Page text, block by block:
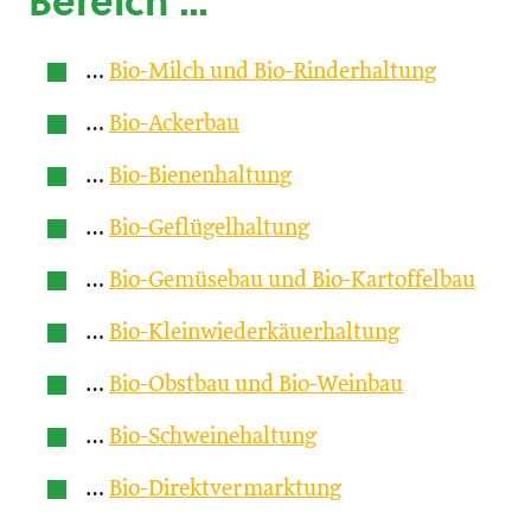
… Bio-Milch und Bio-Rinderhaltung
… Bio-Ackerbau
… Bio-Bienenhaltung
… Bio-Geflügelhaltung
… Bio-Gemüsebau und Bio-Kartoffelbau
… Bio-Kleinwiederkäuerhaltung
… Bio-Obstbau und Bio-Weinbau
… Bio-Schweinehaltung
… Bio-Direktvermarktung